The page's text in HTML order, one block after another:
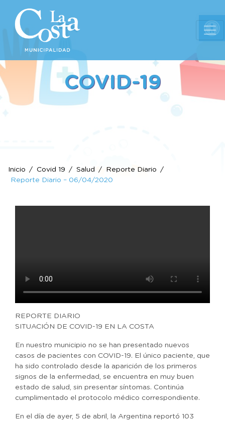
COVID-19
Inicio Covid 19 Salud
Reporte Diario
Reporte Diario – 06/04/2020
REPORTE DIARIO
SITUACIÓN DE COVID-19 EN LA COSTA
En nuestro municipio no se han presentado nuevos
casos de pacientes con COVID-19. El único paciente, que
ha sido controlado desde la aparición de los primeros
signos de la enfermedad, se encuentra en muy buen
estado de salud, sin presentar síntomas. Continúa
cumplimentado el protocolo médico correspondiente.
En el día de ayer, 5 de abril, la Argentina reportó 103